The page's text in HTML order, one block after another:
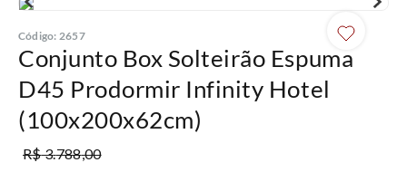
Código: 2657
Conjunto Box Solteirão Espuma
D45 Prodormir Infinity Hotel
(100x200x62cm)
R$3.788,00